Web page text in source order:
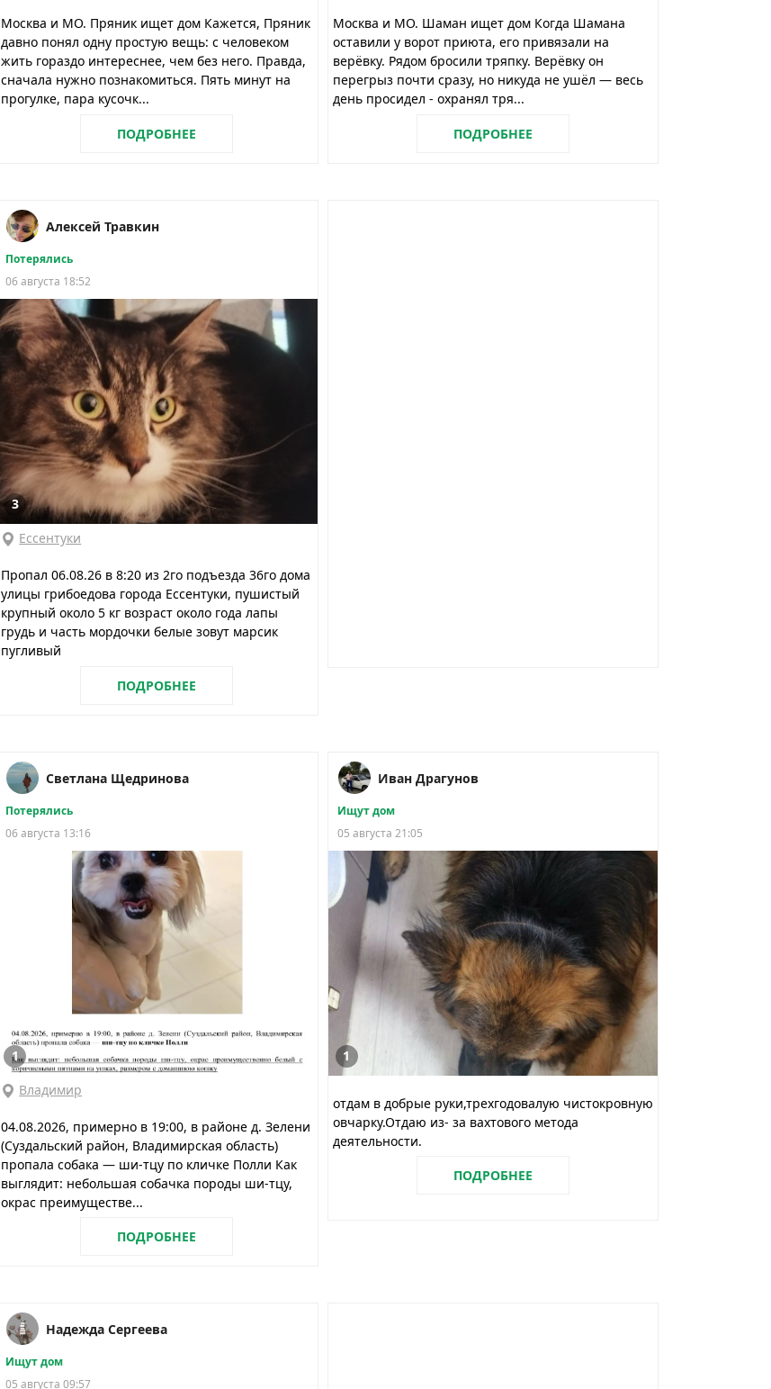
Москва и МО. Пряник ищет дом Кажется, Пряник
давно понял одну простую вещь: с человеком
жить гораздо интереснее, чем без него. Правда,
сначала нужно познакомиться. Пять минут на
прогулке, пара кусочк...
ПОДРОБНЕЕ
Москва и МО. Шаман ищет дом Когда Шамана
оставили у ворот приюта, его привязали на
верёвку. Рядом бросили тряпку. Верёвку он
перегрыз почти сразу, но никуда не ушёл — весь
день просидел - охранял тря...
ПОДРОБНЕЕ
Алексей Травкин
Потерялись
06 августа 18:52
3
Ессентуки
Пропал 06.08.26 в 8:20 из 2го подъезда 36го дома
улицы грибоедова города Ессентуки, пушистый
крупный около 5 кг возраст около года лапы
грудь и часть мордочки белые зовут марсик
пугливый
ПОДРОБНЕЕ
Светлана Щедринова
Потерялись
06 августа 13:16
1
Владимир
04.08.2026, примерно в 19:00, в районе д. Зелени
(Суздальский район, Владимирская область)
пропала собака — ши-тцу по кличке Полли Как
выглядит: небольшая собачка породы ши-тцу,
окрас преимуществе...
ПОДРОБНЕЕ
Иван Драгунов
Ищут дом
05 августа 21:05
1
отдам в добрые руки,трехгодовалую чистокровную
овчарку.Отдаю из- за вахтового метода
деятельности.
ПОДРОБНЕЕ
Надежда Сергеева
Ищут дом
05 августа 09:57